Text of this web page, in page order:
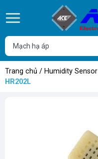
Trang chủ / Humidity Sensor
HR202L